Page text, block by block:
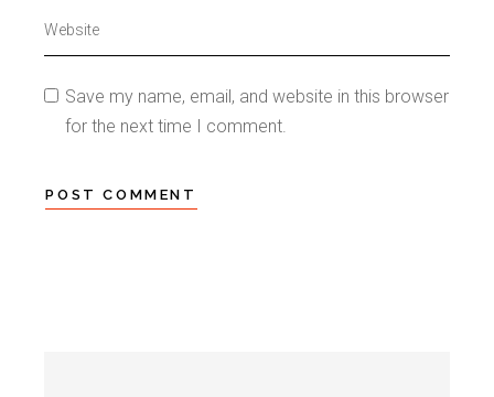
Save my name, email, and website in this browser
for the next time I comment.
POST COMMENT